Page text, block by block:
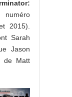
2015).
Sarah
Jason
de Matt